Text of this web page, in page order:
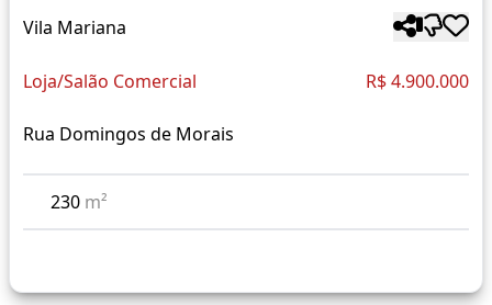
Vila Mariana
Loja/Salão Comercial R$ 4.900.000
Rua Domingos de Morais
230 m²